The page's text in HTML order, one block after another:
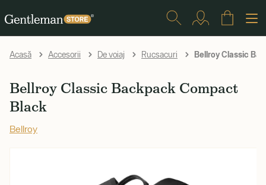
Acasă Accesorii De voiaj Rucsacuri Bellroy Classic
Bellroy Classic Backpack Compact
Black
Bellroy